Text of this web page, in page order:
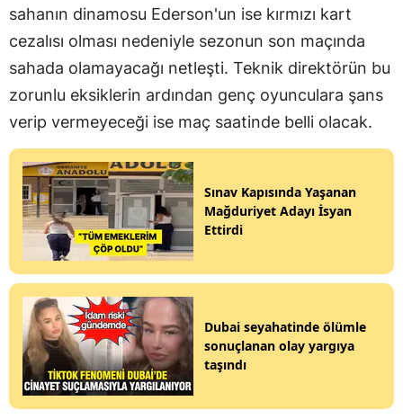
sahanın dinamosu Ederson'un ise kırmızı kart
cezalısı olması nedeniyle sezonun son maçında
sahada olamayacağı netleşti. Teknik direktörün bu
zorunlu eksiklerin ardından genç oyunculara şans
verip vermeyeceği ise maç saatinde belli olacak.
Sınav Kapısında Yaşanan
Mağduriyet Adayı İsyan
Ettirdi
Dubai seyahatinde ölümle
sonuçlanan olay yargıya
taşındı